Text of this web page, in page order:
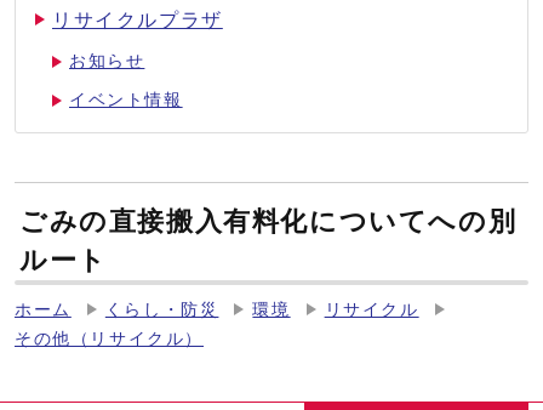
リサイクルプラザ
お知らせ
イベント情報
ごみの直接搬入有料化についてへの別
ルート
ホーム くらし・防災 環境
リサイクル
その他（リサイクル）